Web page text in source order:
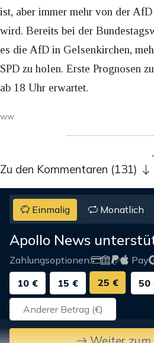
ist, aber immer mehr von der
wird. Bereits bei der
es die AfD in Gelsenkirchen,
SPD zu holen. Erste Prognosen
ab 18 Uhr erwartet.
ww
Zu den Kommentaren (131)
Einmalig Monatlich
Apollo News
Zahlungsoptionen: Pay
10 €
15 € 25 € 50